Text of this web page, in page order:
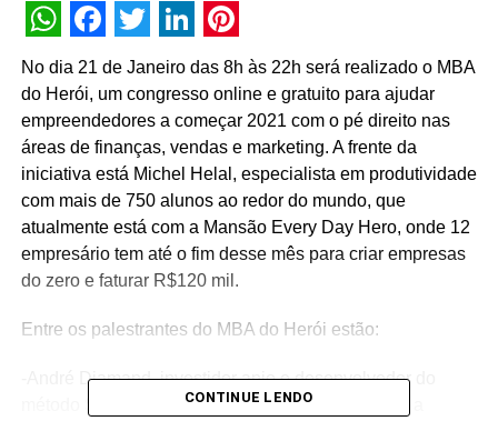
WhatsApp
Facebook
Twitter
LinkedIn
Pinterest
No dia 21 de Janeiro das 8h às 22h será realizado o MBA
do Herói, um congresso online e gratuito para ajudar
empreendedores a começar 2021 com o pé direito nas
áreas de finanças, vendas e marketing. A frente da
iniciativa está Michel Helal, especialista em produtividade
com mais de 750 alunos ao redor do mundo, que
atualmente está com a Mansão Every Day Hero, onde 12
empresário tem até o fim desse mês para criar empresas
do zero e faturar R$120 mil.
Entre os palestrantes do MBA do Herói estão:
-André Diamand, investidor anjo e desenvolvedor do
método Sexy Canvas, que ensina como melhorar a
CONTINUE LENDO